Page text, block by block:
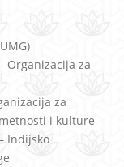
Organizacija za
za
i kulture
Indijsko